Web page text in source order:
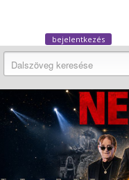
bejelentkezés